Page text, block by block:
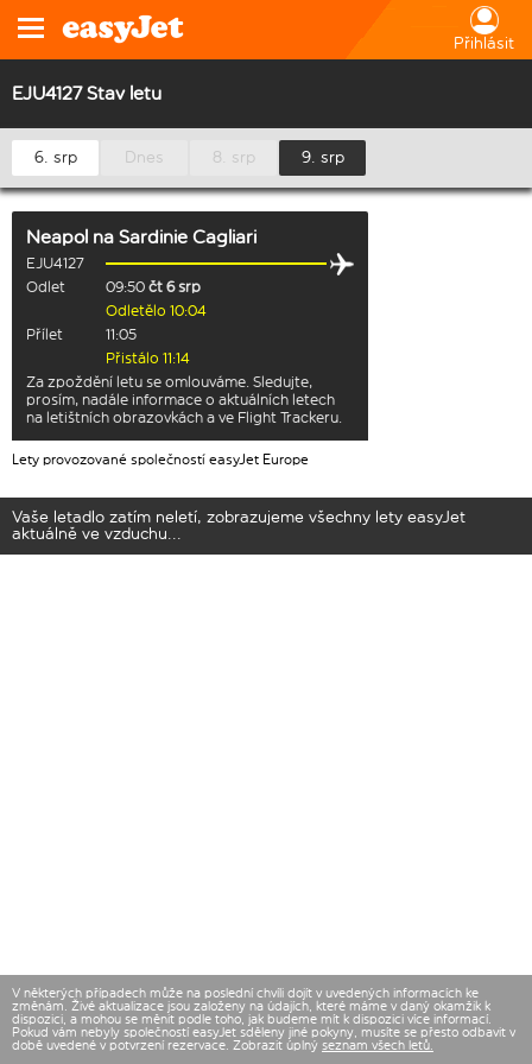
Přihlásit
EJU4127 Stav letu
6. srp Dnes 8. srp 9. srp
Neapol na Sardinie Cagliari
EJU4127
Odlet
09:50 čt 6 srp
Odletělo 10:04
Přílet
11:05
Přistálo 11:14
Za zpoždění letu se omlouváme. Sledujte,
prosím, nadále informace o aktuálních letech
na letištních obrazovkách a ve Flight Trackeru.
Lety provozované společností easyJet Europe
Vaše letadlo zatím neletí, zobrazujeme všechny lety easyJet
aktuálně ve vzduchu...
V některých případech může na poslední chvíli dojít v uvedených informacích ke
změnám. Živé aktualizace jsou založeny na údajích, které máme v daný okamžik k
dispozici, a mohou se měnit podle toho, jak budeme mít k dispozici více informací.
Pokud vám nebyly společností easyJet sděleny jiné pokyny, musíte se přesto odbavit v
době uvedené v potvrzení rezervace. Zobrazit úplný seznam všech letů.